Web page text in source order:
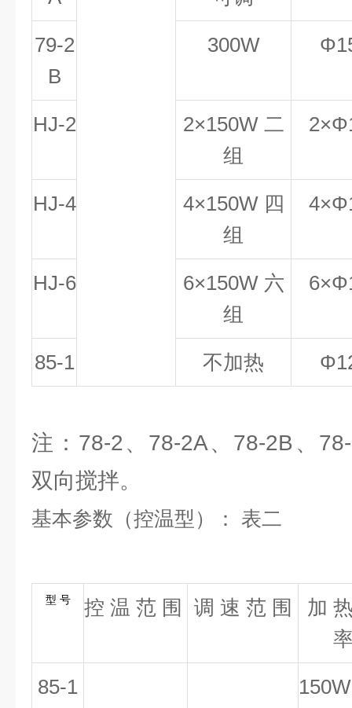
79-2
B
300W
HJ-2
2×150W 二
组
HJ-4
4×150W 四
组
HJ-6
6×150W 六
组
85-1 不加热
注：78-2、78-2A、78-2B、
双向搅拌。
基本参数（控温型）： 表二
型 号 控 温 范 围 调 速 范 围
加
85-1 150W